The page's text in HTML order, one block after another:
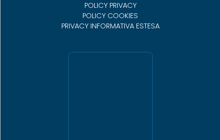
POLICY PRIVACY
POLICY COOKIES
PRIVACY INFORMATIVA ESTESA